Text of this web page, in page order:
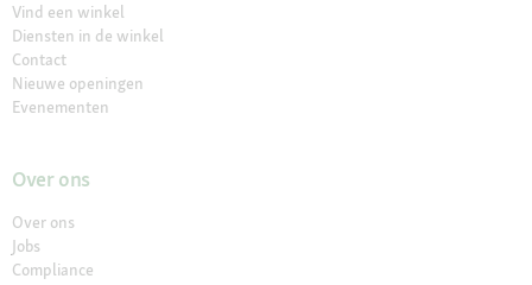
Vind een winkel
Diensten in de winkel
Contact
Nieuwe openingen
Evenementen
Over ons
Over ons
Jobs
Compliance